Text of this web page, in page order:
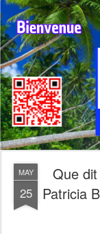
MAY
25
Que
Patricia